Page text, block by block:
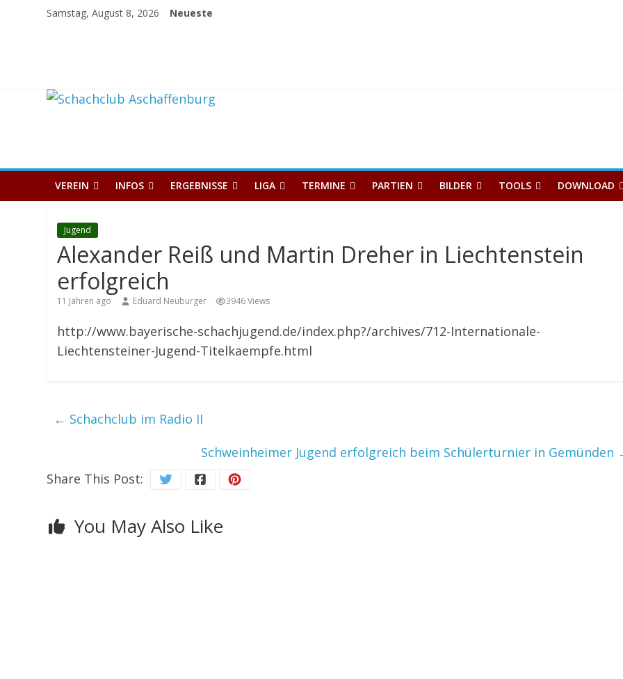
Samstag, August 8, 2026 Neueste
Schachclub
VEREIN INFOS ERGEBNISSE LIGA TERMINE PARTIEN BILDER TOOLS DOWNLOAD
Jugend
Alexander Reiß und Martin Dreher in Liechtenstein
erfolgreich
11 Jahren ago Eduard Neuburger 3946 Views
http://www.bayerische-schachjugend.de/index.php?/archives/712-Internationale-
Liechtensteiner-Jugend-Titelkaempfe.html
← Schachclub im Radio II
Schweinheimer Jugend erfolgreich beim Schülerturnier in Gemünden
Share This Post:
You May Also Like